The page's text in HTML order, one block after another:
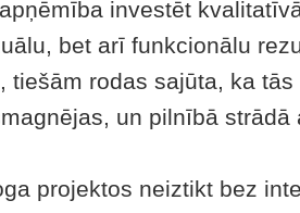
investēt
bet arī funkcionālu
tiešām rodas sajūta, ka tās
un pilnībā strādā
projektos neiztikt bez